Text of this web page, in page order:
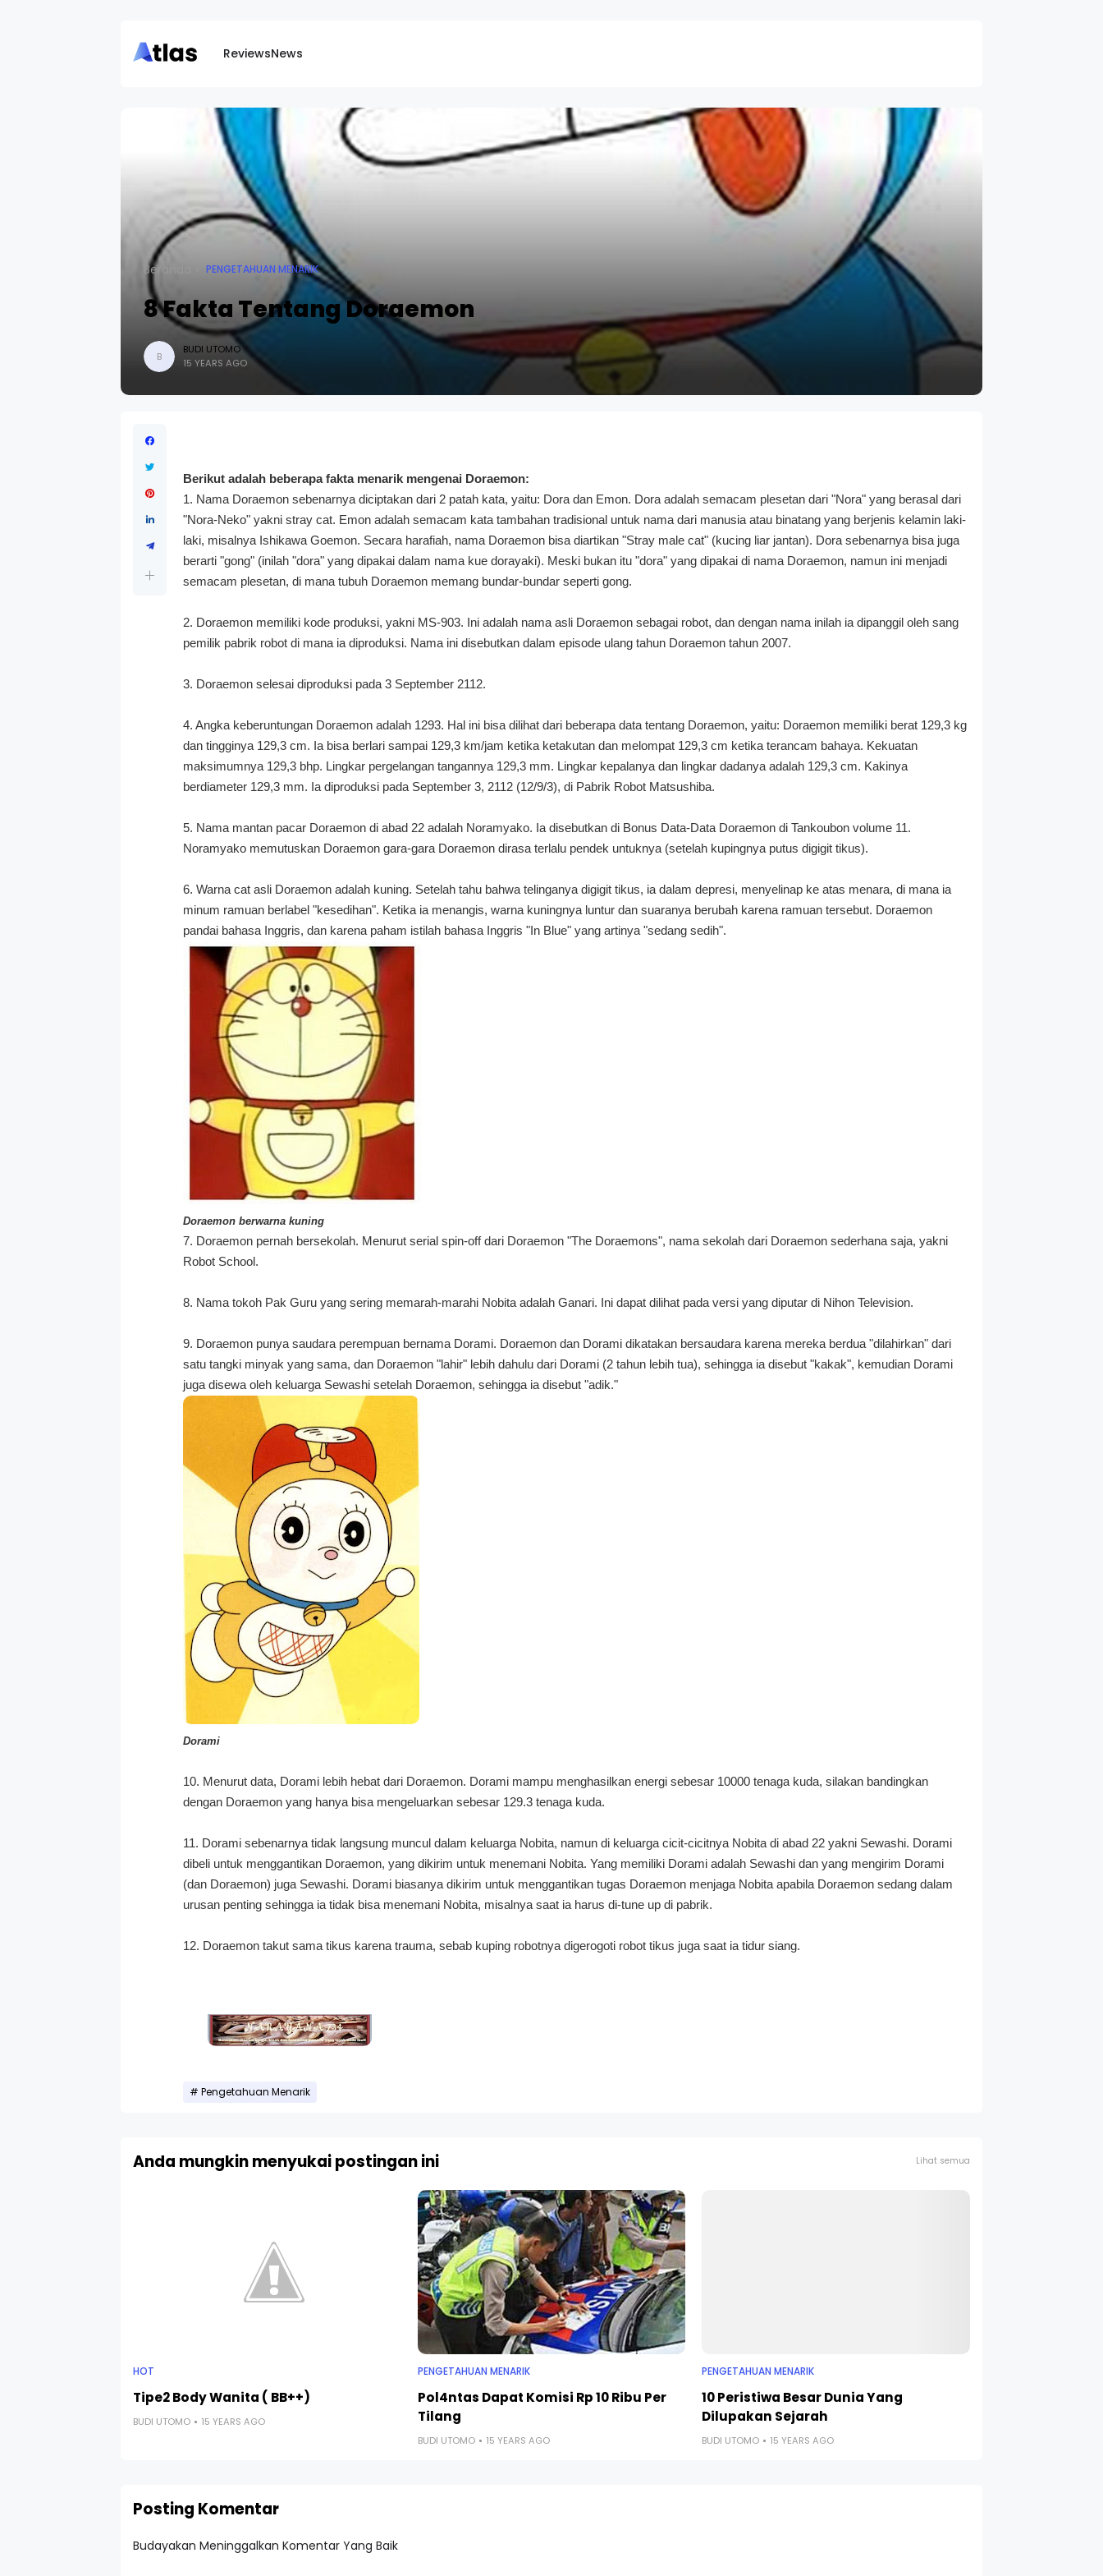
ReviewsNews
Beranda PENGETAHUAN MENARIK
8 Fakta Tentang Doraemon
B
BUDI UTOMO
15 YEARS AGO
Berikut adalah beberapa fakta menarik mengenai Doraemon:
1. Nama Doraemon sebenarnya diciptakan dari 2 patah kata, yaitu: Dora dan Emon. Dora adalah semacam plesetan dari "Nora" yang berasal dari
"Nora-Neko" yakni stray cat. Emon adalah semacam kata tambahan tradisional untuk nama dari manusia atau binatang yang berjenis kelamin laki-
laki, misalnya Ishikawa Goemon. Secara harafiah, nama Doraemon bisa diartikan "Stray male cat" (kucing liar jantan). Dora sebenarnya bisa juga
berarti "gong" (inilah "dora" yang dipakai dalam nama kue dorayaki). Meski bukan itu "dora" yang dipakai di nama Doraemon, namun ini menjadi
semacam plesetan, di mana tubuh Doraemon memang bundar-bundar seperti gong.
2. Doraemon memiliki kode produksi, yakni MS-903. Ini adalah nama asli Doraemon sebagai robot, dan dengan nama inilah ia dipanggil oleh sang
pemilik pabrik robot di mana ia diproduksi. Nama ini disebutkan dalam episode ulang tahun Doraemon tahun 2007.
3. Doraemon selesai diproduksi pada 3 September 2112.
4. Angka keberuntungan Doraemon adalah 1293. Hal ini bisa dilihat dari beberapa data tentang Doraemon, yaitu: Doraemon memiliki berat 129,3 kg
dan tingginya 129,3 cm. Ia bisa berlari sampai 129,3 km/jam ketika ketakutan dan melompat 129,3 cm ketika terancam bahaya. Kekuatan
maksimumnya 129,3 bhp. Lingkar pergelangan tangannya 129,3 mm. Lingkar kepalanya dan lingkar dadanya adalah 129,3 cm. Kakinya
berdiameter 129,3 mm. Ia diproduksi pada September 3, 2112 (12/9/3), di Pabrik Robot Matsushiba.
5. Nama mantan pacar Doraemon di abad 22 adalah Noramyako. Ia disebutkan di Bonus Data-Data Doraemon di Tankoubon volume 11.
Noramyako memutuskan Doraemon gara-gara Doraemon dirasa terlalu pendek untuknya (setelah kupingnya putus digigit tikus).
6. Warna cat asli Doraemon adalah kuning. Setelah tahu bahwa telinganya digigit tikus, ia dalam depresi, menyelinap ke atas menara, di mana ia
minum ramuan berlabel "kesedihan". Ketika ia menangis, warna kuningnya luntur dan suaranya berubah karena ramuan tersebut. Doraemon
pandai bahasa Inggris, dan karena paham istilah bahasa Inggris "In Blue" yang artinya "sedang sedih".
Doraemon berwarna kuning
7. Doraemon pernah bersekolah. Menurut serial spin-off dari Doraemon "The Doraemons", nama sekolah dari Doraemon sederhana saja, yakni
Robot School.
8. Nama tokoh Pak Guru yang sering memarah-marahi Nobita adalah Ganari. Ini dapat dilihat pada versi yang diputar di Nihon Television.
9. Doraemon punya saudara perempuan bernama Dorami. Doraemon dan Dorami dikatakan bersaudara karena mereka berdua "dilahirkan" dari
satu tangki minyak yang sama, dan Doraemon "lahir" lebih dahulu dari Dorami (2 tahun lebih tua), sehingga ia disebut "kakak", kemudian Dorami
juga disewa oleh keluarga Sewashi setelah Doraemon, sehingga ia disebut "adik."
Dorami
10. Menurut data, Dorami lebih hebat dari Doraemon. Dorami mampu menghasilkan energi sebesar 10000 tenaga kuda, silakan bandingkan
dengan Doraemon yang hanya bisa mengeluarkan sebesar 129.3 tenaga kuda.
11. Dorami sebenarnya tidak langsung muncul dalam keluarga Nobita, namun di keluarga cicit-cicitnya Nobita di abad 22 yakni Sewashi. Dorami
dibeli untuk menggantikan Doraemon, yang dikirim untuk menemani Nobita. Yang memiliki Dorami adalah Sewashi dan yang mengirim Dorami
(dan Doraemon) juga Sewashi. Dorami biasanya dikirim untuk menggantikan tugas Doraemon menjaga Nobita apabila Doraemon sedang dalam
urusan penting sehingga ia tidak bisa menemani Nobita, misalnya saat ia harus di-tune up di pabrik.
12. Doraemon takut sama tikus karena trauma, sebab kuping robotnya digerogoti robot tikus juga saat ia tidur siang.
Pengetahuan Menarik
Anda mungkin menyukai postingan ini Lihat semua
HOT
Tipe2 Body Wanita ( BB++)
BUDI UTOMO 15 YEARS AGO
PENGETAHUAN MENARIK
Pol4ntas Dapat Komisi Rp 10 Ribu Per
Tilang
BUDI UTOMO 15 YEARS AGO
PENGETAHUAN MENARIK
10 Peristiwa Besar Dunia Yang
Dilupakan Sejarah
BUDI UTOMO 15 YEARS AGO
Posting Komentar
Budayakan Meninggalkan Komentar Yang Baik